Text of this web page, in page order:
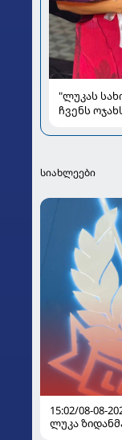
"ლუკას
ჩვენს
სიახლეები
15:02/08-08-
ლუკა